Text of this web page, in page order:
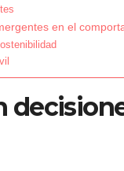
en el